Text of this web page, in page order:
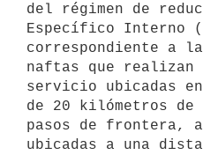
del régimen de
Específico Interno
correspondiente a
naftas que realizan
servicio ubicadas
de 20 kilómetros de
pasos de frontera,
ubicadas a una